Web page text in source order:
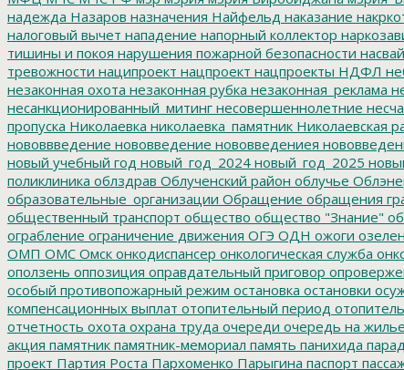
надежда Назаров назначения Найфельд наказание
налоговый вычет нападение напорный коллектор
тишины и покоя нарушения пожарной безопасности насвай
тревожности наципроект нацпроект нацпроекты НДФЛ
незаконная охота незаконная рубка незаконная_реклама
несанкционированный_митинг несовершеннолетние
пропуска Николаевка николаевка_памятник Николаевская
нововвведение нововведение нововведениея
новый учебный год новый_год_2024 новый_год_2025
поликлиника облздрав Облученский район облучье
образовательные_организации Обращение обращения
общественный транспорт общество общество "Знание"
ограбление ограничение движения ОГЭ ОДН ожоги
ОМП ОМС Омск онкодиспансер онкологическая служба
оползень оппозиция оправдательный приговор
особый противопожарный режим остановка остановки
компенсационных выплат отопительный период
отчетность охота охрана труда очереди очередь на жилье
акция памятник памятник-мемориал память панихида
проект Партия Роста Пархоменко Парыгина паспорт